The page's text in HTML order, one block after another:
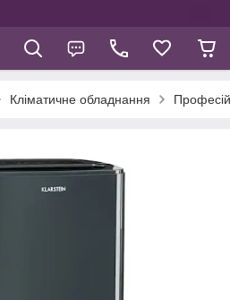
Кліматичне обладнання